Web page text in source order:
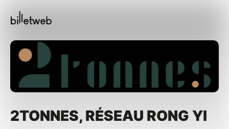
2TONNES, RÉSEAU RONG YI